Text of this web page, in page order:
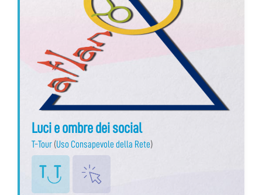
Luci e ombre dei social
T-Tour (Uso Consapevole della Rete)